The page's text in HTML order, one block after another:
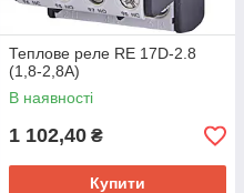
Теплове реле RE 17D-2.8
(1,8-2,8A)
В наявності
1 102,40 ₴
Купити